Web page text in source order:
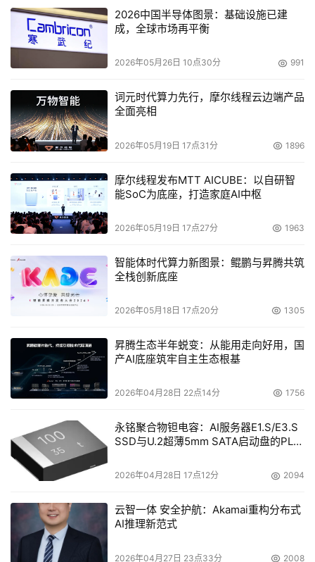
2026中国半导体图景：基础设施已建
成，全球市场再平衡
2026年05月26日 10点30分 991
词元时代算力先行，摩尔线程云边端产品
全面亮相
2026年05月19日 17点31分 1896
摩尔线程发布MTT AICUBE：以自研智
能SoC为底座，打造家庭AI中枢
2026年05月19日 17点27分 1963
智能体时代算力新图景：鲲鹏与昇腾共筑
全栈创新底座
2026年05月18日 17点20分 1305
昇腾生态半年蜕变：从能用走向好用，国
产AI底座筑牢自主生态根基
2026年04月28日 22点14分 1756
永铭聚合物钽电容：AI服务器E1.S/E3.S
SSD与U.2超薄5mm SATA启动盘的PLP
2026年04月28日 17点12分 2094
云智一体 安全护航：Akamai重构分布式
AI推理新范式
2026年04月27日 23点33分 2008